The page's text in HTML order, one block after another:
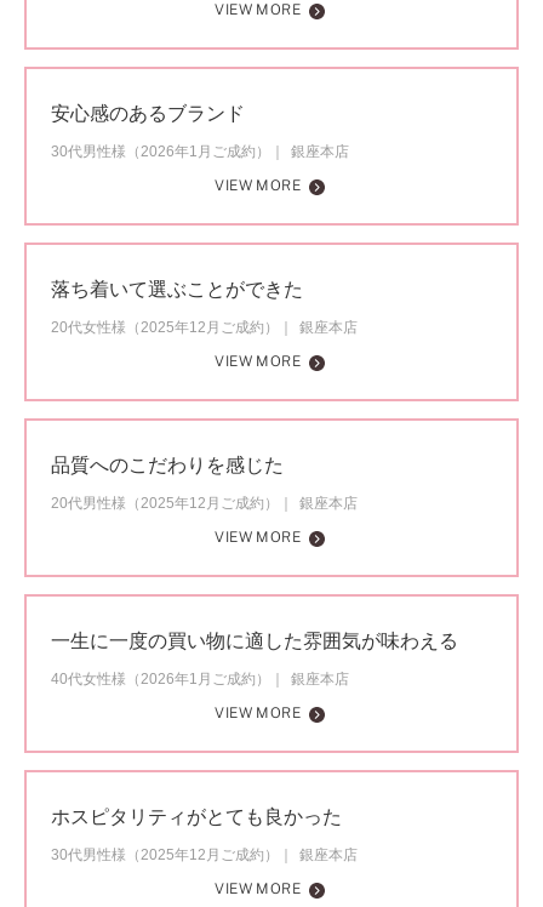
VIEW MORE
安心感のあるブランド
30代男性様（2026年1月ご成約）
銀座本店
VIEW MORE
落ち着いて選ぶことができた
20代女性様（2025年12月ご成約）
銀座本店
VIEW MORE
品質へのこだわりを感じた
20代男性様（2025年12月ご成約）
銀座本店
VIEW MORE
一生に一度の買い物に適した雰囲気が味わえる
40代女性様（2026年1月ご成約）
銀座本店
VIEW MORE
ホスピタリティがとても良かった
30代男性様（2025年12月ご成約）
銀座本店
VIEW MORE